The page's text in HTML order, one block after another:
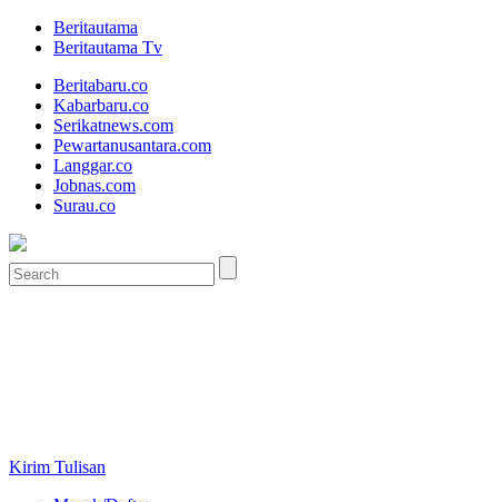
Beritautama
Beritautama Tv
Beritabaru.co
Kabarbaru.co
Serikatnews.com
Pewartanusantara.com
Langgar.co
Jobnas.com
Surau.co
Kirim Tulisan